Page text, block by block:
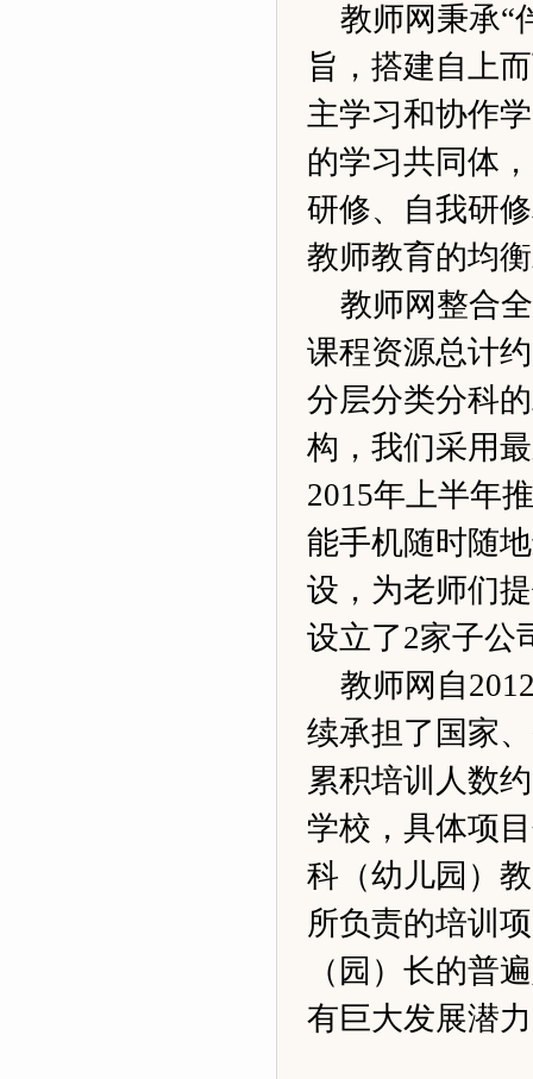
教师网秉承“
旨，搭建自上
主学习和协作
的学习共同体
研修、自我研
教师教育的均
教师网整合
课程资源总计
分层分类分科
构，我们采用
2015年上半年
能手机随时随
设，为老师们
设立了2家子公
教师网自
续承担了国家
累积培训人数
学校，具体项
科（幼儿园）
所负责的培训
（园）长的普
有巨大发展潜